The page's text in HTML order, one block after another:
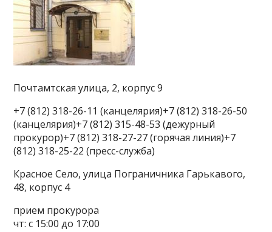
Почтамтская улица, 2, корпус 9
+7 (812) 318-26-11 (канцелярия)+7 (812) 318-26-50
(канцелярия)+7 (812) 315-48-53 (дежурный
прокурор)+7 (812) 318-27-27 (горячая линия)+7
(812) 318-25-22 (пресс-служба)
Красное Село, улица Пограничника Гарькавого,
48, корпус 4
прием прокурора
чт: с 15:00 до 17:00